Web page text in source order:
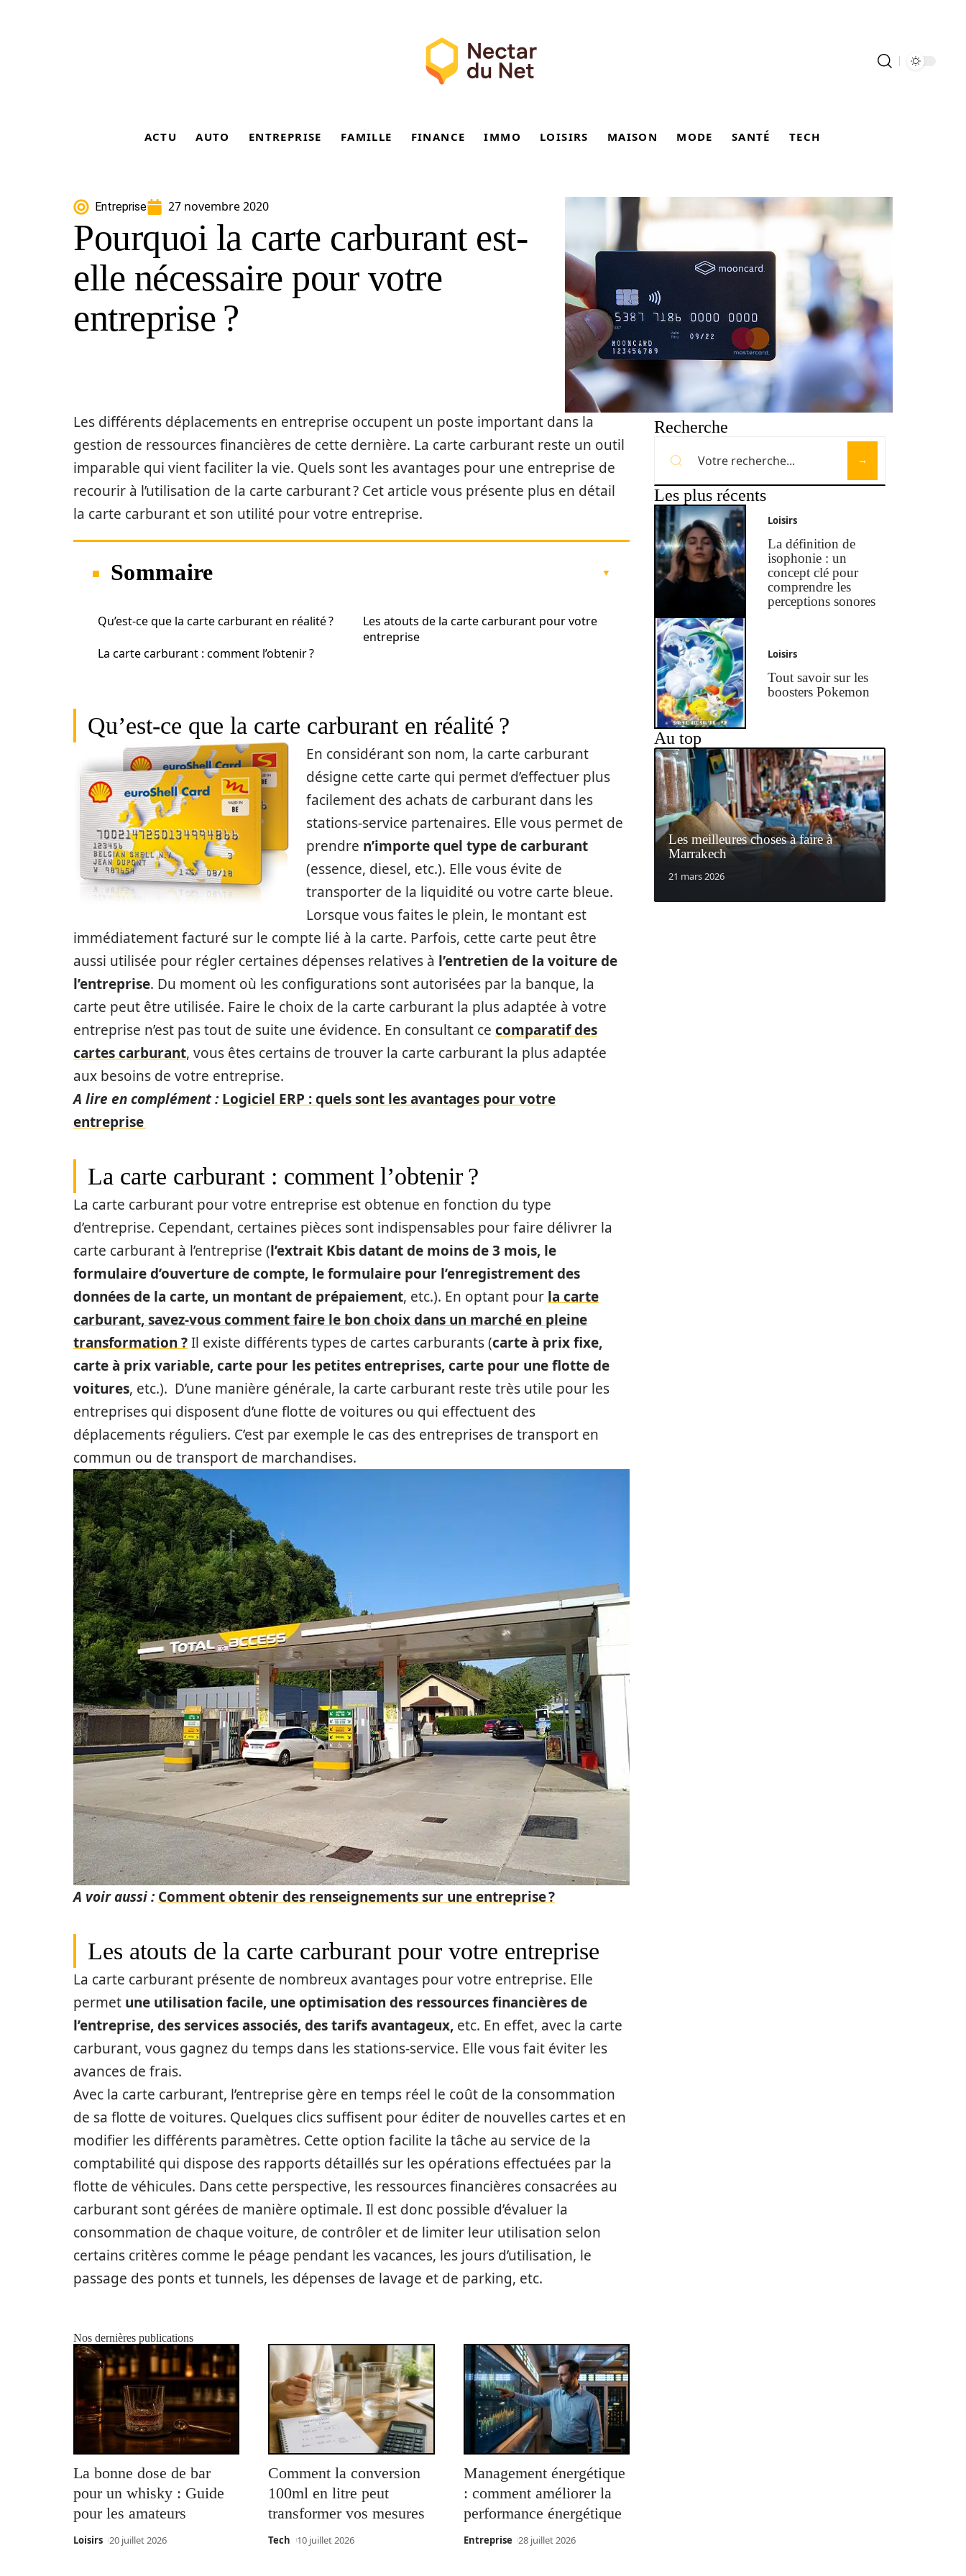
ACTU AUTO ENTREPRISE FAMILLE FINANCE IMMO LOISIRS MAISON MODE SANTÉ TECH
Entreprise 27 novembre 2020
Pourquoi la carte carburant est-
elle nécessaire pour votre
entreprise ?
Les différents déplacements en entreprise occupent un poste important dans la
gestion de ressources financières de cette dernière. La carte carburant reste un outil
imparable qui vient faciliter la vie. Quels sont les avantages pour une entreprise de
recourir à l’utilisation de la carte carburant ? Cet article vous présente plus en détail
la carte carburant et son utilité pour votre entreprise.
Sommaire
Qu’est-ce que la carte carburant en réalité ?
La carte carburant : comment l’obtenir ?
Les atouts de la carte carburant pour votre
entreprise
Qu’est-ce que la carte carburant en réalité ?
En considérant son nom, la carte carburant
désigne cette carte qui permet d’effectuer plus
facilement des achats de carburant dans les
stations-service partenaires. Elle vous permet de
prendre n’importe quel type de carburant
(essence, diesel, etc.). Elle vous évite de
transporter de la liquidité ou votre carte bleue.
Lorsque vous faites le plein, le montant est
immédiatement facturé sur le compte lié à la carte. Parfois, cette carte peut être
aussi utilisée pour régler certaines dépenses relatives à l’entretien de la voiture de
l’entreprise. Du moment où les configurations sont autorisées par la banque, la
carte peut être utilisée. Faire le choix de la carte carburant la plus adaptée à votre
entreprise n’est pas tout de suite une évidence. En consultant ce comparatif des
cartes carburant, vous êtes certains de trouver la carte carburant la plus adaptée
aux besoins de votre entreprise.
A lire en complément : Logiciel ERP : quels sont les avantages pour votre
entreprise
La carte carburant : comment l’obtenir ?
La carte carburant pour votre entreprise est obtenue en fonction du type
d’entreprise. Cependant, certaines pièces sont indispensables pour faire délivrer la
carte carburant à l’entreprise (l’extrait Kbis datant de moins de 3 mois, le
formulaire d’ouverture de compte, le formulaire pour l’enregistrement des
données de la carte, un montant de prépaiement, etc.). En optant pour la carte
carburant, savez-vous comment faire le bon choix dans un marché en pleine
transformation ?Il existe différents types de cartes carburants (carte à prix fixe,
carte à prix variable, carte pour les petites entreprises, carte pour une flotte de
voitures, etc.). D’une manière générale, la carte carburant reste très utile pour les
entreprises qui disposent d’une flotte de voitures ou qui effectuent des
déplacements réguliers. C’est par exemple le cas des entreprises de transport en
commun ou de transport de marchandises.
A voir aussi : Comment obtenir des renseignements sur une entreprise ?
Les atouts de la carte carburant pour votre entreprise
La carte carburant présente de nombreux avantages pour votre entreprise. Elle
permet une utilisation facile, une optimisation des ressources financières de
l’entreprise, des services associés, des tarifs avantageux, etc. En effet, avec la carte
carburant, vous gagnez du temps dans les stations-service. Elle vous fait éviter les
avances de frais.
Avec la carte carburant, l’entreprise gère en temps réel le coût de la consommation
de sa flotte de voitures. Quelques clics suffisent pour éditer de nouvelles cartes et en
modifier les différents paramètres. Cette option facilite la tâche au service de la
comptabilité qui dispose des rapports détaillés sur les opérations effectuées par la
flotte de véhicules. Dans cette perspective, les ressources financières consacrées au
carburant sont gérées de manière optimale. Il est donc possible d’évaluer la
consommation de chaque voiture, de contrôler et de limiter leur utilisation selon
certains critères comme le péage pendant les vacances, les jours d’utilisation, le
passage des ponts et tunnels, les dépenses de lavage et de parking, etc.
Nos dernières publications
La bonne dose de bar
pour un whisky : Guide
pour les amateurs
Loisirs 20 juillet 2026
Comment la conversion
100ml en litre peut
transformer vos mesures
Tech 10 juillet 2026
Management énergétique
: comment améliorer la
performance énergétique
Entreprise 28 juillet 2026
Recherche
Les plus récents
Loisirs
La définition de
isophonie : un
concept clé pour
comprendre les
perceptions sonores
Loisirs
Tout savoir sur les
boosters Pokemon
Au top
Les meilleures choses à faire à
Marrakech
21 mars 2026